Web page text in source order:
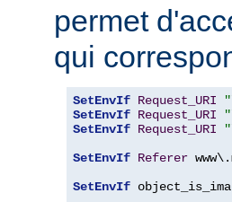
permet
qui
SetEnvIf Request_URI
SetEnvIf Request_URI
SetEnvIf Request_URI
SetEnvIf Referer
SetEnvIf